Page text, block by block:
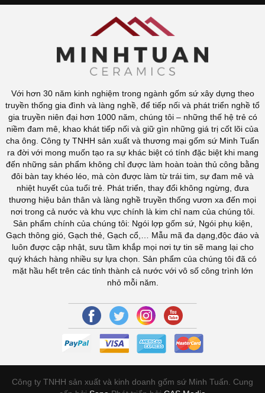
Với hơn 30 năm kinh nghiệm trong ngành gốm sứ xây dựng theo
truyền thống gia đình và làng nghề, để tiếp nối và phát triển nghề tổ
gia truyền niên đại hơn 1000 năm, chúng tôi – những thế hệ trẻ có
niềm đam mê, khao khát tiếp nối và giữ gìn những giá trị cốt lõi của
cha ông. Công ty TNHH sản xuất và thương mại gốm sứ Minh Tuấn
ra đời với mong muốn tạo ra sự khác biệt có tính đặc biệt khi mang
đến những sản phẩm không chỉ được làm hoàn toàn thủ công bằng
đôi bàn tay khéo léo, mà còn được làm từ trái tim, sự đam mê và
nhiệt huyết của tuổi trẻ. Phát triển, thay đổi không ngừng, đưa
thương hiệu bản thân và làng nghề truyền thống vươn xa đến mọi
nơi trong cả nước và khu vực chính là kim chỉ nam của chúng tôi.
Sản phẩm chính của chúng tôi: Ngói lợp gốm sứ, Ngói phụ kiện,
Gạch thông gió, Gạch thẻ, Gạch cổ,… Mẫu mã đa dạng,độc đáo và
luôn được cập nhật, sưu tầm khắp mọi nơi tự tin sẽ mang lại cho
quý khách hàng nhiều sự lựa chọn. Sản phẩm của chúng tôi đã có
mặt hầu hết trên các tỉnh thành cả nước với vô số công trình lớn
nhỏ mỗi năm.
Công ty TNHH sản xuất và kinh doanh gốm sứ Minh Tuấn. Cung